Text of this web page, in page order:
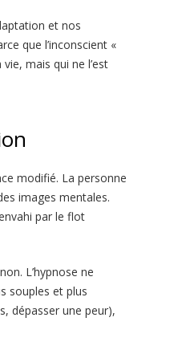
et nos
que l’inconscient «
mais qui ne l’est
modifié. La personne
images mentales.
par le flot
L’hypnose ne
souples et plus
dépasser une peur),